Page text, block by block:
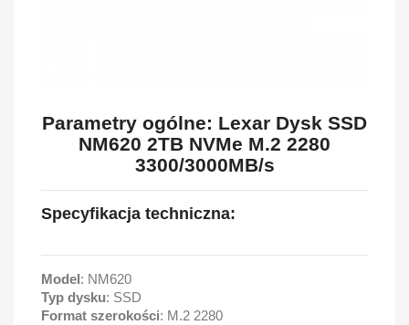
Parametry ogólne: Lexar Dysk SSD
NM620 2TB NVMe M.2 2280
3300/3000MB/s
Specyfikacja techniczna:
Model: NM620
Typ dysku: SSD
Format szerokości: M.2 2280